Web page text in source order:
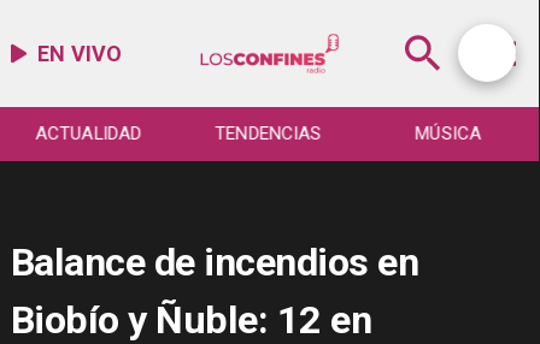
EN VIVO
ACTUALIDAD TENDENCIAS MÚSICA
Balance de incendios en
Biobío y Ñuble: 12 en